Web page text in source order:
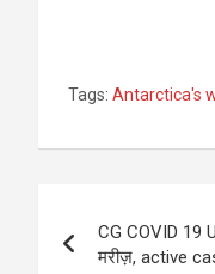
Tags: Antarctica's
navigation
CG COVID 19
मरीज़, active